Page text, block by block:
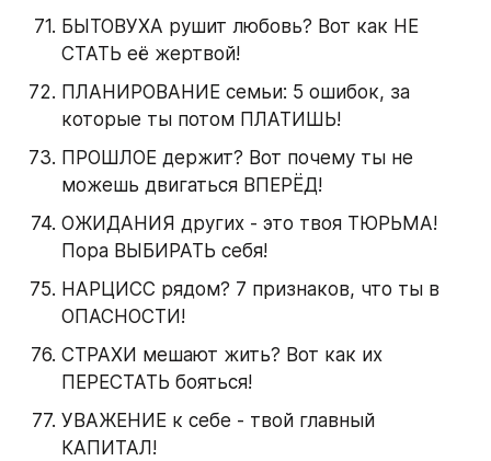
БЫТОВУХА рушит любовь? Вот как НЕ
СТАТЬ её жертвой!
ПЛАНИРОВАНИЕ семьи: 5 ошибок, за
которые ты потом ПЛАТИШЬ!
ПРОШЛОЕ держит? Вот почему ты не
можешь двигаться ВПЕРЁД!
ОЖИДАНИЯ других - это твоя ТЮРЬМА!
Пора ВЫБИРАТЬ себя!
НАРЦИСС рядом? 7 признаков, что ты в
ОПАСНОСТИ!
СТРАХИ мешают жить? Вот как их
ПЕРЕСТАТЬ бояться!
УВАЖЕНИЕ к себе - твой главный
КАПИТАЛ!